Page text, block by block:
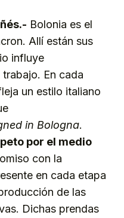
Bolonia es el
Allí están sus
influye
En cada
un estilo italiano
in Bologna.
por el medio
con la
en cada etapa
de las
Dichas prendas